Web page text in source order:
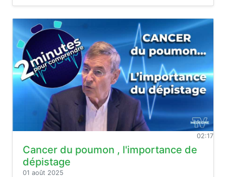
02:17
Cancer du poumon , l'importance de
dépistage
01 août 2025